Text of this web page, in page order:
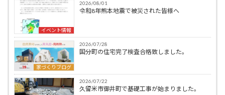
イベント情報
2026/08/01
令和8年熊本地震で被災された皆様へ
家づくりブログ
2026/07/28
国分町の住宅完了検査合格致しました。
2026/07/22
久留米市御井町で基礎工事が始まりました。